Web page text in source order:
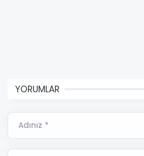
YORUMLAR
Adınız *